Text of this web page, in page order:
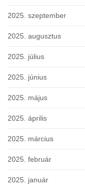
2025. szeptember
2025. augusztus
2025. július
2025. június
2025. május
2025. április
2025. március
2025. február
2025. január